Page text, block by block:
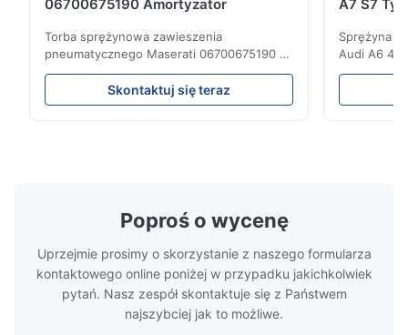
06700675190 Amortyzator
Torba sprężynowa zawieszenia
pneumatycznego Maserati 06700675190 •
Produkt jest w 100% kompatybilny z
oryginalną częścią . Produkt: Poduszka
powietrzna i poduszka powietrzna Numer
Skontaktuj się teraz
A7 S7
Sprężyna
Audi A6 4G
Right
Zestaw do
Poproś o wycenę
Uprzejmie prosimy o skorzystanie z naszego formularza
kontaktowego online poniżej w przypadku jakichkolwiek
pytań. Nasz zespół skontaktuje się z Państwem
najszybciej jak to możliwe.